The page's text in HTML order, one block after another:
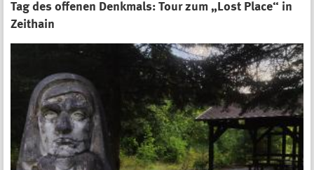
Tag des offenen Denkmals: Tour zum „Lost Place“ in
Zeithain